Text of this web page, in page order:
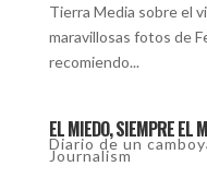
Tierra Media sobre el
maravillosas fotos de
recomiendo...
EL MIEDO, SIEMPRE EL
Diario de un
Journalism